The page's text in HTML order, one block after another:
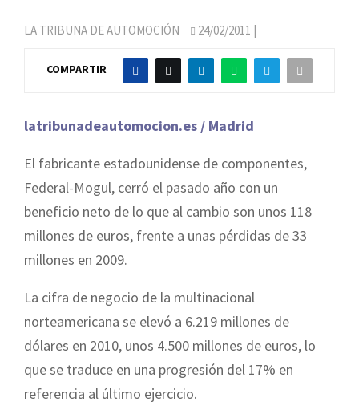
LA TRIBUNA DE AUTOMOCIÓN 24/02/2011 |
COMPARTIR
latribunadeautomocion.es / Madrid
El fabricante estadounidense de componentes,
Federal-Mogul, cerró el pasado año con un
beneficio neto de lo que al cambio son unos 118
millones de euros, frente a unas pérdidas de 33
millones en 2009.
La cifra de negocio de la multinacional
norteamericana se elevó a 6.219 millones de
dólares en 2010, unos 4.500 millones de euros, lo
que se traduce en una progresión del 17% en
referencia al último ejercicio.